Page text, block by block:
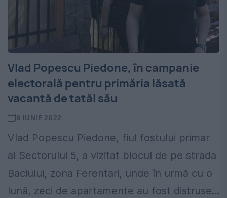
Vlad Popescu Piedone, în campanie
electorală pentru primăria lăsată
vacantă de tatăl său
9 IUNIE 2022
Vlad Popescu Piedone, fiul fostului primar
al Sectorului 5, a vizitat blocul de pe strada
Baciului, zona Ferentari, unde în urmă cu o
lună, zeci de apartamente au fost distruse...